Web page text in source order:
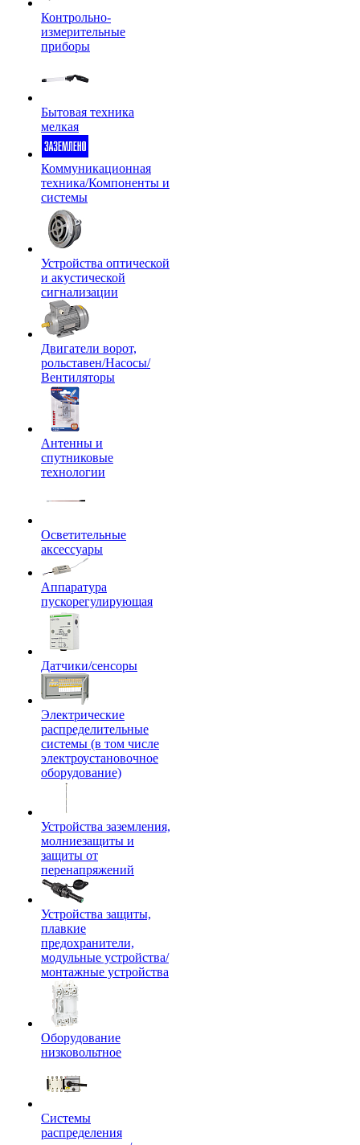
Контрольно-
измерительные
приборы
Бытовая техника
мелкая
Коммуникационная
техника/Компоненты и
системы
Устройства оптической
и акустической
сигнализации
Двигатели ворот,
рольставен/Насосы/
Вентиляторы
Антенны и
спутниковые
технологии
Осветительные
аксессуары
Аппаратура
пускорегулирующая
Датчики/сенсоры
Электрические
распределительные
системы (в том числе
электроустановочное
оборудование)
Устройства заземления,
молниезащиты и
защиты от
перенапряжений
Устройства защиты,
плавкие
предохранители,
модульные устройства/
монтажные устройства
Оборудование
низковольтное
Системы
распределения